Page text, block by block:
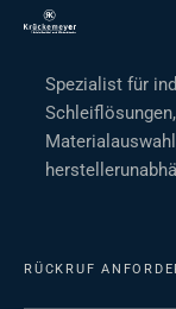
Spezialist für
RÜCKRUF